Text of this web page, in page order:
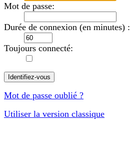
Mot de passe:
Durée de connexion (en minutes) :
Toujours connecté:
Mot de passe oublié ?
Utiliser la version classique